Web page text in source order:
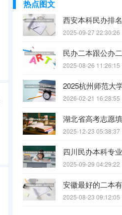
热点图文
2025-09-27 22:30:26
民办二本跟公办
2025-08-26 11:26:15
2026-02-21 16:28:55
湖北省高考志愿
2025-12-23 05:38:37
2025-09-29 04:29:22
2025-08-23 09:12:05